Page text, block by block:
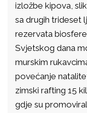
izložbe kipova,
sa drugih trideset
rezervata
Svjetskog dana
murskim
povećanje
zimski rafting 15
gdje su